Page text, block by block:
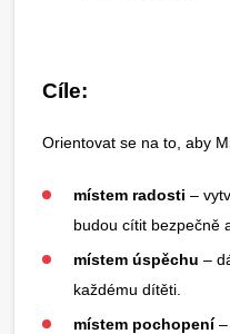
Cíle:
Orientovat se na to, aby
místem radosti –
budou cítit bezpečně
místem úspěchu –
každému dítěti.
místem pochopení–